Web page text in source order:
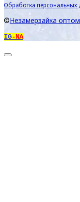
Обработка персональных
©Незамерзайка
IG-NA